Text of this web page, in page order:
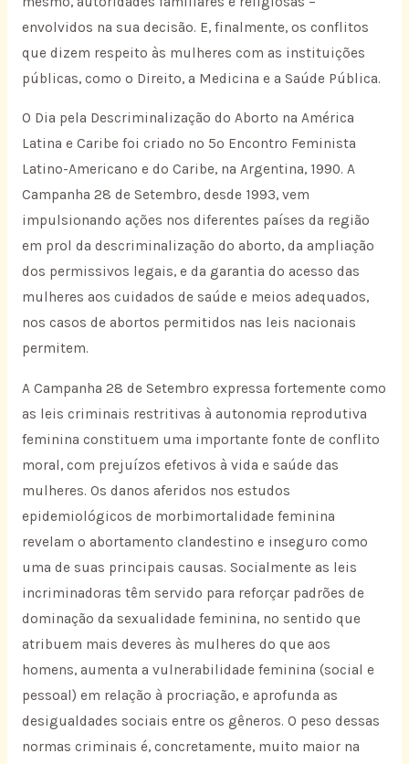
envolvidos na sua decisão. E, finalmente, os conflitos
que dizem respeito às mulheres com as instituições
públicas, como o Direito, a Medicina e a Saúde Pública.
O Dia pela Descriminalização do Aborto na América
Latina e Caribe foi criado no 5º Encontro Feminista
Latino-Americano e do Caribe, na Argentina, 1990. A
Campanha 28 de Setembro, desde 1993, vem
impulsionando ações nos diferentes países da região
em prol da descriminalização do aborto, da ampliação
dos permissivos legais, e da garantia do acesso das
mulheres aos cuidados de saúde e meios adequados,
nos casos de abortos permitidos nas leis nacionais
permitem.
A Campanha 28 de Setembro expressa fortemente como
as leis criminais restritivas à autonomia reprodutiva
feminina constituem uma importante fonte de conflito
moral, com prejuízos efetivos à vida e saúde das
mulheres. Os danos aferidos nos estudos
epidemiológicos de morbimortalidade feminina
revelam o abortamento clandestino e inseguro como
uma de suas principais causas. Socialmente as leis
incriminadoras têm servido para reforçar padrões de
dominação da sexualidade feminina, no sentido que
atribuem mais deveres às mulheres do que aos
homens, aumenta a vulnerabilidade feminina (social e
pessoal) em relação à procriação, e aprofunda as
desigualdades sociais entre os gêneros. O peso dessas
normas criminais é, concretamente, muito maior na